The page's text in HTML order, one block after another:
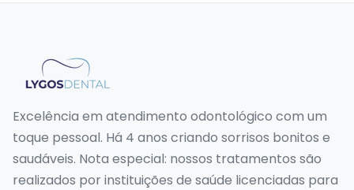
Excelência em atendimento odontológico com um
toque pessoal. Há 4 anos criando sorrisos bonitos e
saudáveis. Nota especial: nossos tratamentos são
realizados por instituições de saúde licenciadas para